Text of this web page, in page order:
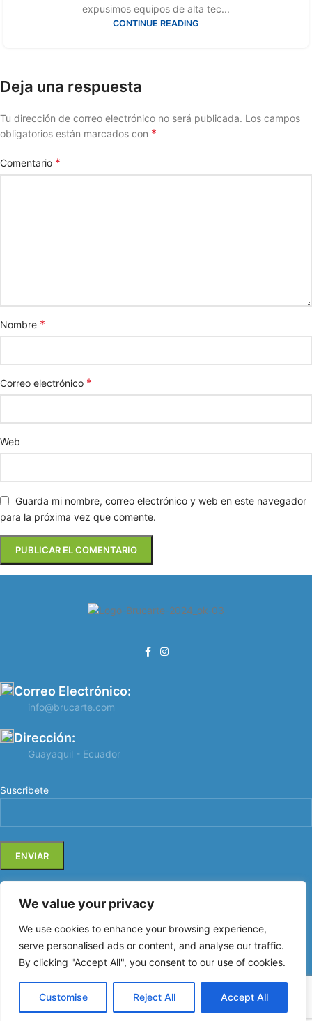
We value your privacy
We use cookies to enhance your browsing experience,
serve personalised ads or content, and analyse our traffic.
By clicking "Accept All", you consent to our use of cookies.
Customise Reject All Accept All
expusimos equipos de alta tec...
CONTINUE READING
Deja una respuesta
Tu dirección de correo electrónico no será publicada. Los campos
obligatorios están marcados con *
Comentario *
Nombre *
Correo electrónico *
Web
Guarda mi nombre, correo electrónico y web en este navegador
para la próxima vez que comente.
Correo Electrónico:
info@brucarte.com
Dirección:
Guayaquil - Ecuador
Suscribete
BRUCARTE 2026 Created ByG2 Studio Multimedia
Soluciones de comunicación profesional